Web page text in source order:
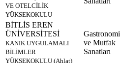
VE OTELCİLİK
YÜKSEKOKULU
BİTLİS EREN
ÜNİVERSİTESİ
KANIK UYGULAMALI
BİLİMLER
YÜKSEKOKULU (Ahlat)
Gastronomi
ve Mutfak
Sanatları